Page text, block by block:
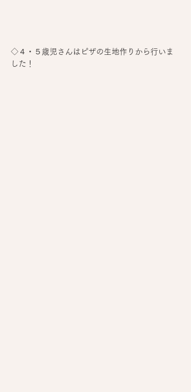
◇４・５歳児さんはピザの生地作りから行いま
した！